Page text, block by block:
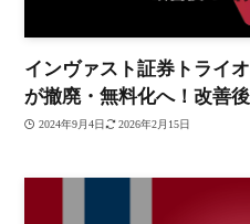
インヴァスト証券トライ
が撤廃・無料化へ！改善
2024年9月4日 2026年2月15日